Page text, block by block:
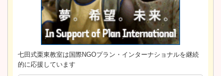
七田式栗東教室は国際NGOプラン・インターナショナルを継続
的に応援しています